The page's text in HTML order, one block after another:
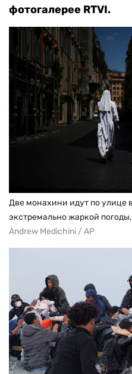
фотогалерее RTVI.
Две монахини идут по улице
экстремально жаркой
Andrew Medichini / AP